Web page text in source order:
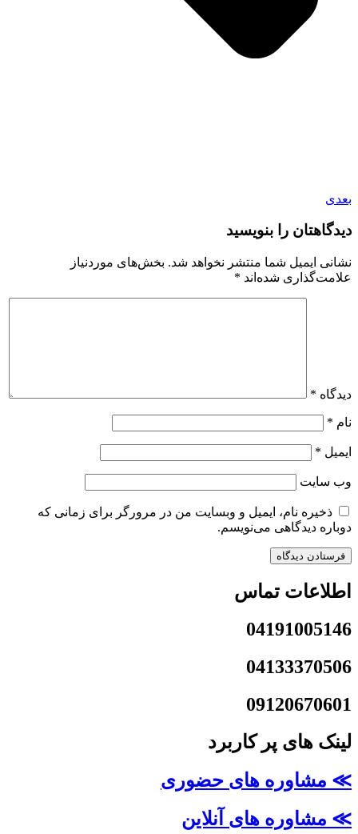
بعدی
دیدگاهتان را بنویسید
نشانی ایمیل شما منتشر نخواهد شد. بخش‌های موردنیاز
علامت‌گذاری شده‌اند *
دیدگاه *
نام *
ایمیل *
وب‌ سایت
ذخیره نام، ایمیل و وبسایت من در مرورگر برای زمانی که
دوباره دیدگاهی می‌نویسم.
اطلاعات تماس
04191005146
04133370506
09120670601
لینک های پر کاربرد
≫ مشاوره های حضوری
≫ مشاوره های آنلاین